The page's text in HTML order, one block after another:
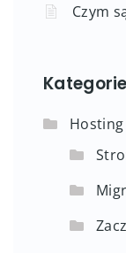
Czym
Kategorie
Hosting